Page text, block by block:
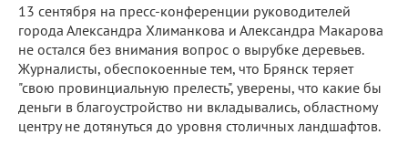
13 сентября на пресс-конференции руководителей
города Александра Хлиманкова и Александра Макарова
не остался без внимания вопрос о вырубке деревьев.
Журналисты, обеспокоенные тем, что Брянск теряет
"свою провинциальную прелесть", уверены, что какие бы
деньги в благоустройство ни вкладывались, областному
центру не дотянуться до уровня столичных ландшафтов.